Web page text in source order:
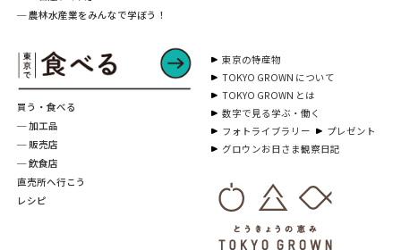
─ 農林水産業をみんなで学ぼう！
買う・食べる
─ 加工品
─ 販売店
─ 飲食店
直売所へ行こう
レシピ
東京の特産物
TOKYO GROWN について
TOKYO GROWN とは
数字で見る学ぶ・働く
フォトライブラリー
プレゼント
グロウンお日さま観察日記